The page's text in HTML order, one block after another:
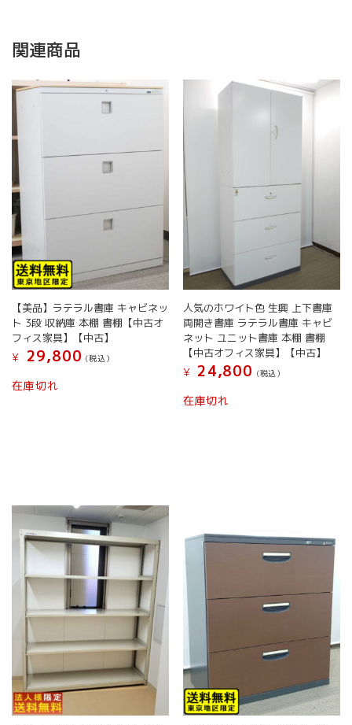
関連商品
【美品】ラテラル書庫 キャビネッ
ト 3段 収納庫 本棚 書棚【中古オ
フィス家具】【中古】
¥
29,800 (税込）
在庫切れ
人気のホワイト色 生興 上下書庫
両開き書庫 ラテラル書庫 キャビ
ネット ユニット書庫 本棚 書棚
【中古オフィス家具】【中古】
¥ 24,800 (税込）
在庫切れ